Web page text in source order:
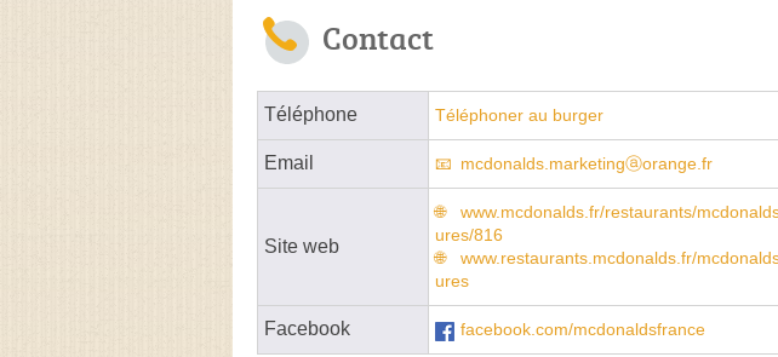
Contact
Téléphone Téléphoner au burger
Email mcdonalds.marketingⓐorange.fr
Site web
www.mcdonalds.fr/restaurants/
ures/816
www.restaurants.mcdonalds.fr/
ures
Facebook facebook.com/mcdonaldsfrance